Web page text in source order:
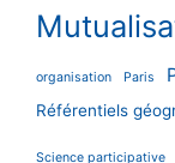
organisation Paris
Référentiels
Science participative